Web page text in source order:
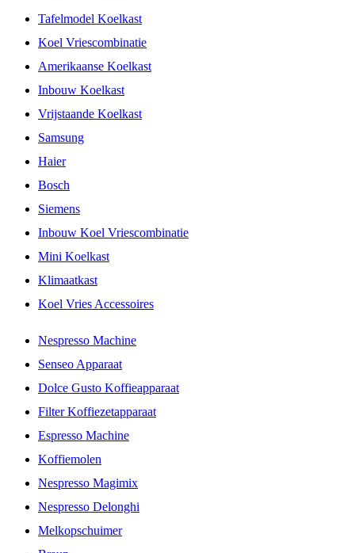
Tafelmodel Koelkast
Koel Vriescombinatie
Amerikaanse Koelkast
Inbouw Koelkast
Vrijstaande Koelkast
Samsung
Haier
Bosch
Siemens
Inbouw Koel Vriescombinatie
Mini Koelkast
Klimaatkast
Koel Vries Accessoires
Nespresso Machine
Senseo Apparaat
Dolce Gusto Koffieapparaat
Filter Koffiezetapparaat
Espresso Machine
Koffiemolen
Nespresso Magimix
Nespresso Delonghi
Melkopschuimer